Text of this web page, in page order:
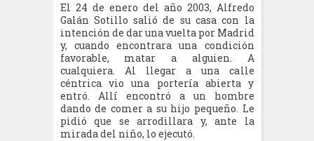
El 24 de enero del año 2003, Alfredo
Galán Sotillo salió de su casa con la
intención de dar una vuelta por Madrid
y, cuando encontrara una condición
favorable, matar a alguien. A
cualquiera. Al llegar a una calle
céntrica vio una portería abierta y
entró. Allí encontró a un hombre
dando de comer a su hijo pequeño. Le
pidió que se arrodillara y, ante la
mirada del niño, lo ejecutó.